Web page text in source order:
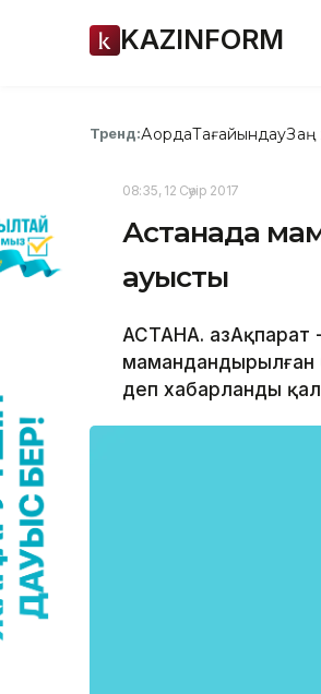
KAZINFORM
Тренд:АқордаТағайындауЗаң
08:35, 12 Сәуір 2017
Астанада
ауысты
АСТАНА.
мамандандырылған
деп хабарланды